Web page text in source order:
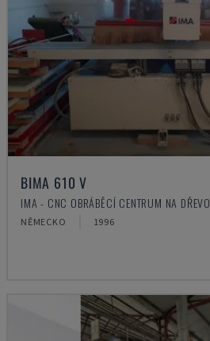
BIMA 610 V
IMA - CNC OBRÁBĚCÍ CENTRUM NA DŘEVO
NĚMECKO 1996